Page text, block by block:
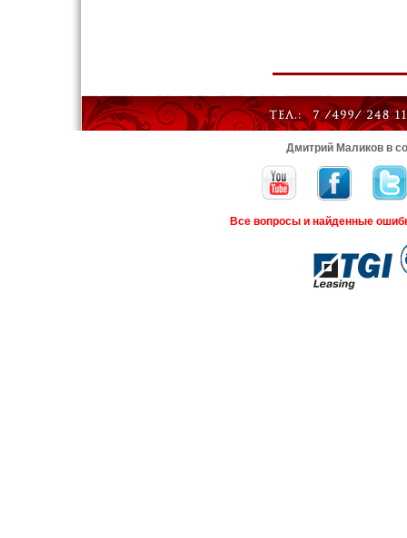
Дмитрий Маликов в
Все вопросы и найденные